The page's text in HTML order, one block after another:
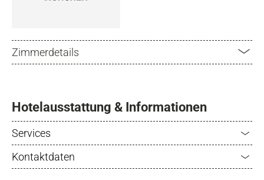
Zimmerdetails
Hotelausstattung & Informationen
Services
Kontaktdaten